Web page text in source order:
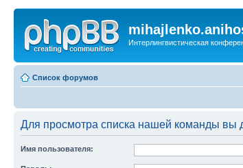
Интерлингвистическая
Список форумов
Для просмотра списка нашей команды вы
Имя пользователя: